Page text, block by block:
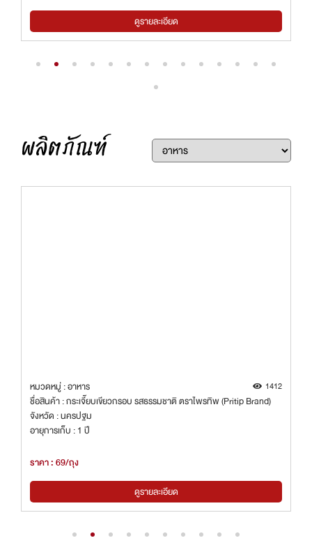
ผลิตภัณฑ์
รอบ รสธรรมชาติ ตราไพรทิพ (Pritip Brand)
หมวดหมู่ : อาหาร
ชื่อสินค้า : กราโนล่า รสช็อกโกแลต